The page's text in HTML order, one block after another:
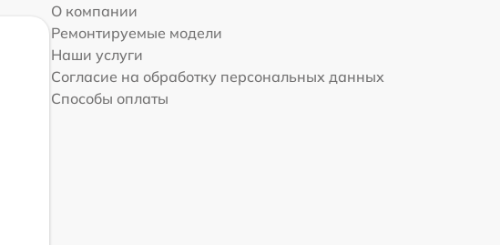
О компании
Ремонтируемые модели
Наши услуги
Согласие на обработку персональных данных
Способы оплаты